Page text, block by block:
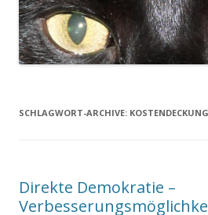
SCHLAGWORT-ARCHIVE: KOSTENDECKUNG
Direkte Demokratie –